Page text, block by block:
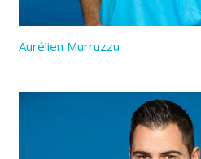
Aurélien Murruzzu